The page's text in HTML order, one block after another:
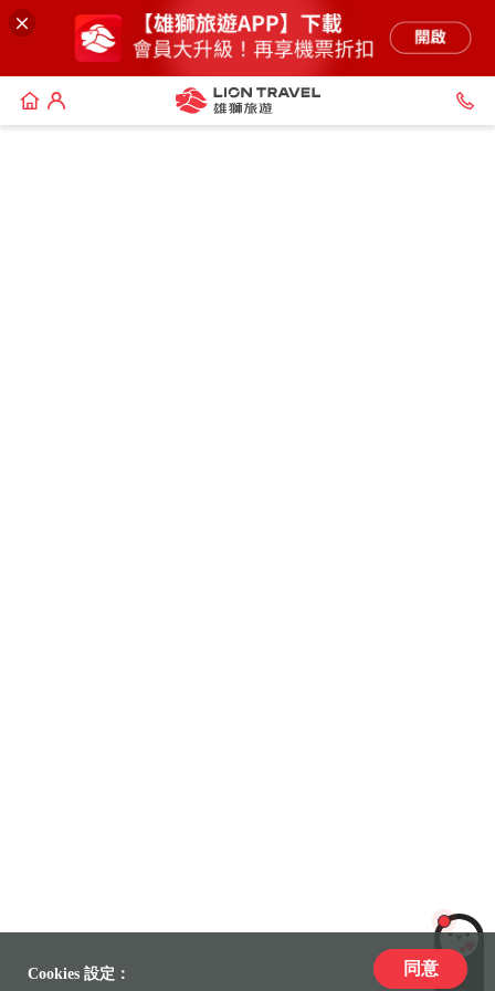
LiLi
Cookies 設定： 同意